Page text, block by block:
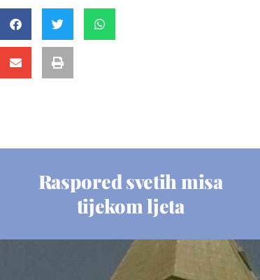
Raspored svetih misa
tijekom ljeta